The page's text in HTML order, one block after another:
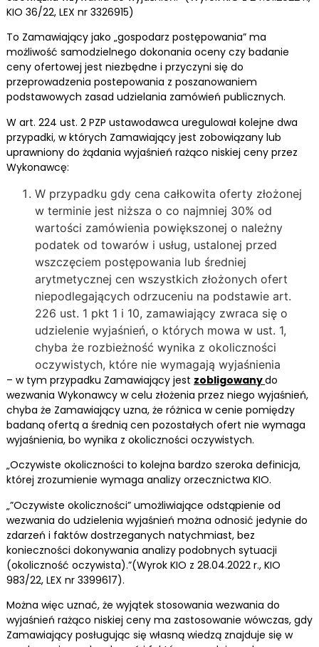
KIO 36/22, LEX nr 3326915)
To Zamawiający jako „gospodarz postępowania” ma
możliwość samodzielnego dokonania oceny czy badanie
ceny ofertowej jest niezbędne i przyczyni się do
przeprowadzenia postepowania z poszanowaniem
podstawowych zasad udzielania zamówień publicznych.
W art. 224 ust. 2 PZP ustawodawca uregulował kolejne dwa
przypadki, w których Zamawiający jest zobowiązany lub
uprawniony do żądania wyjaśnień rażąco niskiej ceny przez
Wykonawcę:
W przypadku gdy cena całkowita oferty złożonej
w terminie jest niższa o co najmniej 30% od
wartości zamówienia powiększonej o należny
podatek od towarów i usług, ustalonej przed
wszczęciem postępowania lub średniej
arytmetycznej cen wszystkich złożonych ofert
niepodlegających odrzuceniu na podstawie art.
226 ust. 1 pkt 1 i 10, zamawiający zwraca się o
udzielenie wyjaśnień, o których mowa w ust. 1,
chyba że rozbieżność wynika z okoliczności
oczywistych, które nie wymagają wyjaśnienia
– w tym przypadku Zamawiający jest zobligowanydo
wezwania Wykonawcy w celu złożenia przez niego wyjaśnień,
chyba że Zamawiający uzna, że różnica w cenie pomiędzy
badaną ofertą a średnią cen pozostałych ofert nie wymaga
wyjaśnienia, bo wynika z okoliczności oczywistych.
„Oczywiste okoliczności to kolejna bardzo szeroka definicja,
której zrozumienie wymaga analizy orzecznictwa KIO.
„”Oczywiste okoliczności” umożliwiające odstąpienie od
wezwania do udzielenia wyjaśnień można odnosić jedynie do
zdarzeń i faktów dostrzeganych natychmiast, bez
konieczności dokonywania analizy podobnych sytuacji
(okoliczność oczywista).”(Wyrok KIO z 28.04.2022 r., KIO
983/22, LEX nr 3399617).
Można więc uznać, że wyjątek stosowania wezwania do
wyjaśnień rażąco niskiej ceny ma zastosowanie wówczas, gdy
Zamawiający posługując się własną wiedzą znajduje się w